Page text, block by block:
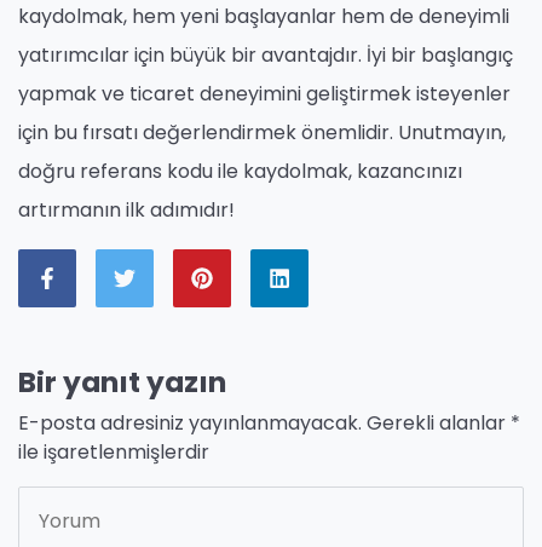
kaydolmak, hem yeni başlayanlar hem de deneyimli
yatırımcılar için büyük bir avantajdır. İyi bir başlangıç
yapmak ve ticaret deneyimini geliştirmek isteyenler
için bu fırsatı değerlendirmek önemlidir. Unutmayın,
doğru referans kodu ile kaydolmak, kazancınızı
artırmanın ilk adımıdır!
Bir yanıt yazın
E-posta adresiniz yayınlanmayacak. Gerekli alanlar *
ile işaretlenmişlerdir